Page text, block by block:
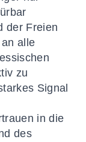
der Freien
alle
zu
Signal
in die
des